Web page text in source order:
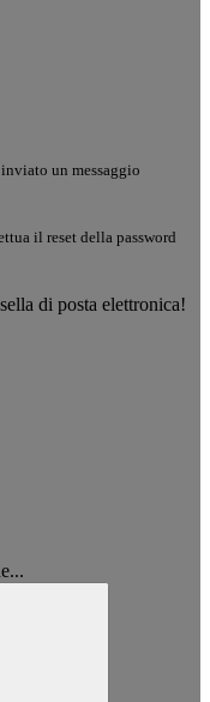
un messaggio
il reset della password
di posta elettronica!